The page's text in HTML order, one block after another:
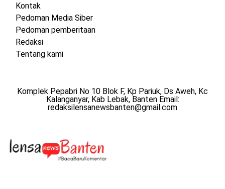
Kontak
Pedoman Media Siber
Pedoman pemberitaan
Redaksi
Tentang kami
Komplek Pepabri No 10 Blok F, Kp Pariuk, Ds Aweh, Kc
Kalanganyar, Kab Lebak, Banten Email:
redaksilensanewsbanten@gmail.com